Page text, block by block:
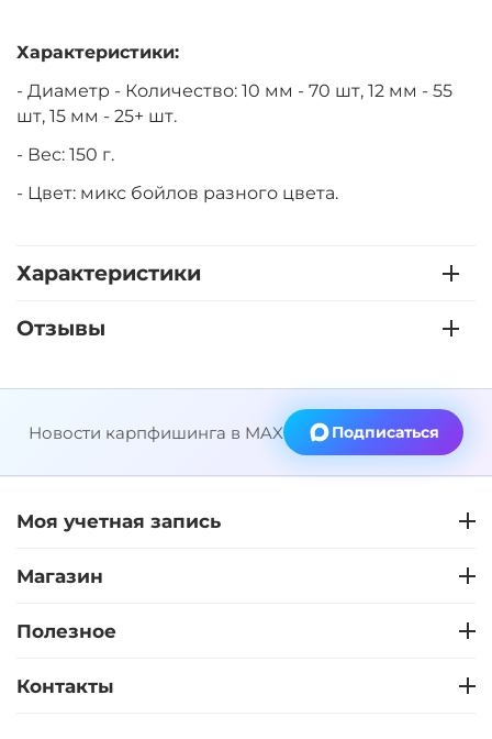
Характеристики:
- Диаметр - Количество: 10 мм - 70 шт, 12 мм - 55
шт, 15 мм - 25+ шт.
- Вес: 150 г.
- Цвет: микс бойлов разного цвета.
Характеристики
Отзывы
Новости карпфишинга в MAX Подписаться
Моя учетная запись
Магазин
Полезное
Контакты